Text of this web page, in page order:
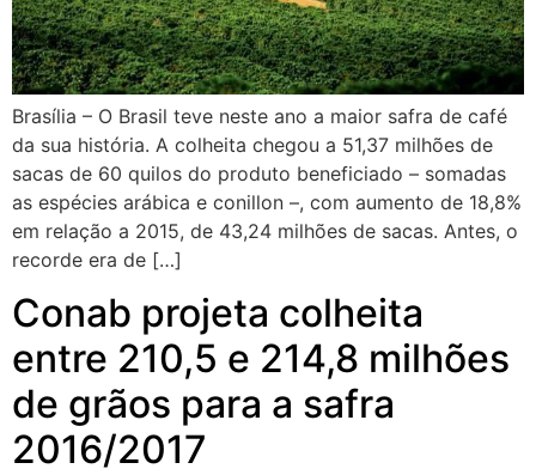
Brasília – O Brasil teve neste ano a maior safra de café
da sua história. A colheita chegou a 51,37 milhões de
sacas de 60 quilos do produto beneficiado – somadas
as espécies arábica e conillon –, com aumento de 18,8%
em relação a 2015, de 43,24 milhões de sacas. Antes, o
recorde era de […]
Conab projeta colheita
entre 210,5 e 214,8 milhões
de grãos para a safra
2016/2017